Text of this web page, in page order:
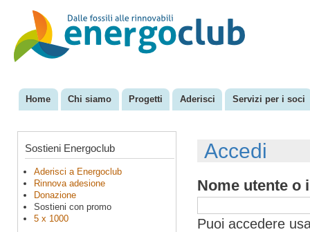
EnergoClub
per la
riconversione
del sistema
Menu principale
Home Chi siamo Progetti Aderisci Servizi per i soci
Sostieni Energoclub
Aderisci a Energoclub
Rinnova adesione
Donazione
Sostieni con promo
5 x 1000
Accedi
Nome utente
Puoi accedere